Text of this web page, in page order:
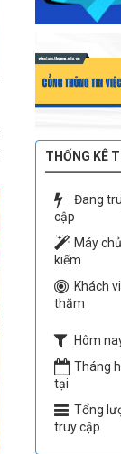
THỐNG KÊ
Đang
cập
Máy
kiếm
Khách
thăm
Hôm
Tháng
tại
Tổng
truy cập